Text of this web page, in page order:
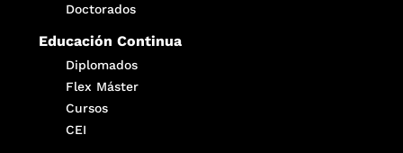
Doctorados
Educación Continua
Diplomados
Flex Máster
Cursos
CEI